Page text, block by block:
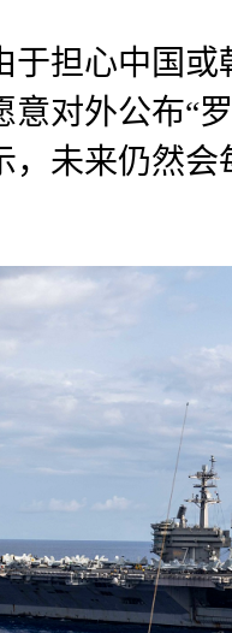
于担心中国
意对外公布“
，未来仍然